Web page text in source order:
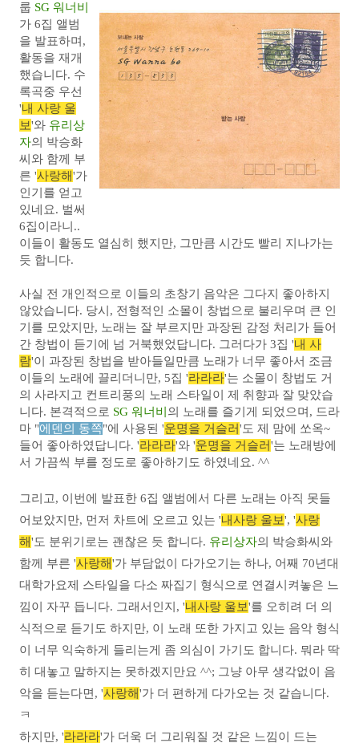
룹 SG 워너비
가 6집 앨범
을 발표하며,
활동을 재개
했습니다. 수
록곡중 우선
'내 사랑 울
보'와 유리상
자의 박승화
씨와 함께 부
른 '사랑해'가
인기를 얻고
있네요. 벌써
6집이라니..
이들이 활동도 열심히 했지만, 그만큼 시간도 빨리 지나가는
듯 합니다.
사실 전 개인적으로 이들의 초창기 음악은 그다지 좋아하지
않았습니다. 당시, 전형적인 소몰이 창법으로 불리우며 큰 인
기를 모았지만, 노래는 잘 부르지만 과장된 감정 처리가 들어
간 창법이 듣기에 넘 거북했었답니다. 그러다가 3집 '내 사
람'이 과장된 창법을 받아들일만큼 노래가 너무 좋아서 조금
이들의 노래에 끌리더니만, 5집 '라라라'는 소몰이
창법도 거
의 사라지고 컨트리풍의
노래 스타일이 제 취향과 잘 맞았습
니다. 본격적으로 SG 워너비 의 노래를 즐기게 되었으며, 드라
마 "에덴의 동쪽"에 사용된 '운명을 거슬러'도 제 맘에 쏘옥~
들어 좋아하였답니다. '라라라'와 '운명을 거슬러'는 노래방에
서 가끔씩 부를 정도로 좋아하기도 하였네요. ^^
그리고, 이번에 발표한 6집 앨범에서 다른 노래는 아직 못들
어보았지만, 먼저 차트에 오르고 있는 '내사랑 울보', '사랑
해'도 분위기로는 괜찮은 듯 합니다. 유리상자의 박승화씨와
함께 부른 '사랑해'가 부담없이 다가오기는 하나, 어째 70년대
대학가요제 스타일을 다소 짜집기 형식으로 연결시켜놓은 느
낌이 자꾸 듭니다. 그래서인지, '내사랑 울보'를 오히려 더 의
식적으로 듣기도 하지만, 이 노래 또한 가지고 있는 음악 형식
이 너무 익숙하게 들리는게 좀 의심이 가기도 합니다. 뭐라 딱
히 대놓고 말하지는 못하겠지만요 ^^; 그냥 아무 생각없이 음
악을 듣는다면, '사랑해'가 더 편하게 다가오는 것 같습니다.
ㅋ
하지만, '라라라'가 더욱 더 그리워질 것 같은 느낌이 드는